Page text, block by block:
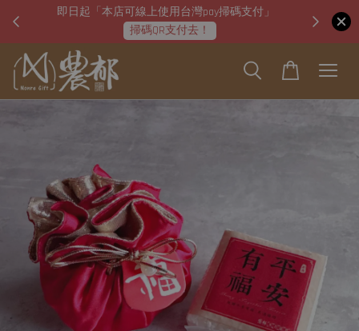
2022 禮禮有金 │ 每滿500再折10元 (可累計併算)
逛逛好禮
關